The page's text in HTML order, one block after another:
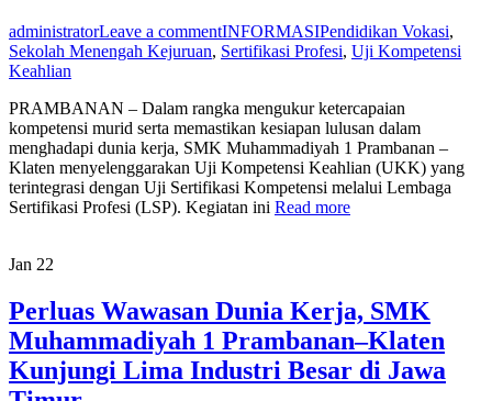
administratorLeave a commentINFORMASIPendidikan Vokasi,
Sekolah Menengah Kejuruan, Sertifikasi Profesi, Uji Kompetensi
Keahlian
PRAMBANAN – Dalam rangka mengukur ketercapaian
kompetensi murid serta memastikan kesiapan lulusan dalam
menghadapi dunia kerja, SMK Muhammadiyah 1 Prambanan –
Klaten menyelenggarakan Uji Kompetensi Keahlian (UKK) yang
terintegrasi dengan Uji Sertifikasi Kompetensi melalui Lembaga
Sertifikasi Profesi (LSP). Kegiatan ini Read more
Jan 22
Perluas Wawasan Dunia Kerja, SMK
Muhammadiyah 1 Prambanan–Klaten
Kunjungi Lima Industri Besar di Jawa